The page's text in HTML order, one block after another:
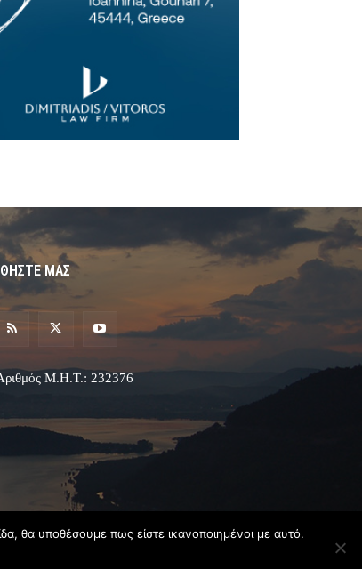
ΜΑΣ
Μ.Η.Τ.: 232376
θα υποθέσουμε πως είστε ικανοποιημένοι με αυτό.